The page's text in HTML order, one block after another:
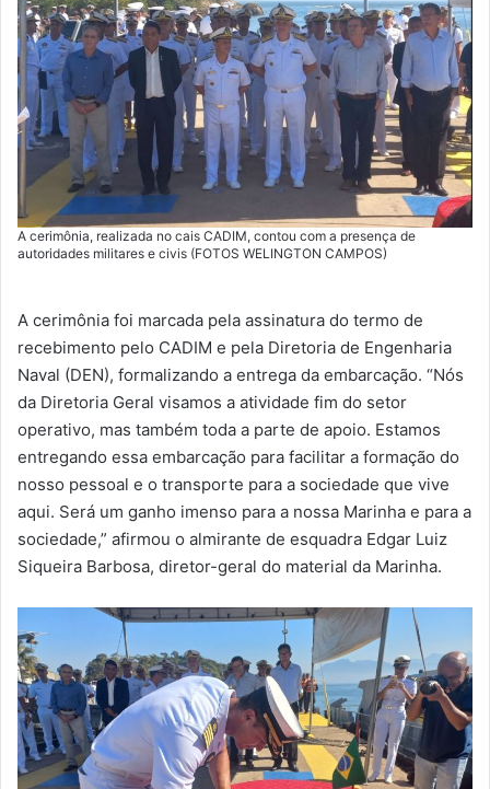
A cerimônia, realizada no cais CADIM, contou com a presença de
autoridades militares e civis (FOTOS WELINGTON CAMPOS)
A cerimônia foi marcada pela assinatura do termo de
recebimento pelo CADIM e pela Diretoria de Engenharia
Naval (DEN), formalizando a entrega da embarcação. “Nós
da Diretoria Geral visamos a atividade fim do setor
operativo, mas também toda a parte de apoio. Estamos
entregando essa embarcação para facilitar a formação do
nosso pessoal e o transporte para a sociedade que vive
aqui. Será um ganho imenso para a nossa Marinha e para a
sociedade,” afirmou o almirante de esquadra Edgar Luiz
Siqueira Barbosa, diretor-geral do material da Marinha.